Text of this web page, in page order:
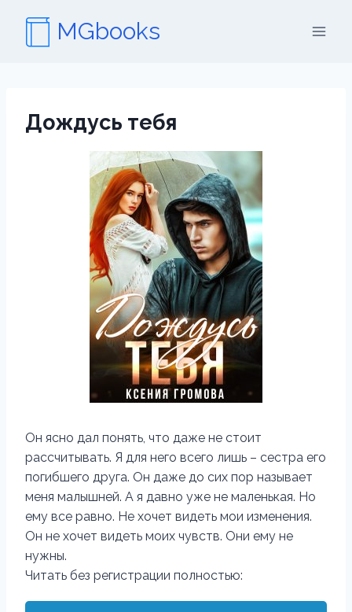
содержимому
MGbooks
Дождусь тебя
Он ясно дал понять, что даже не стоит
рассчитывать. Я для него всего лишь – сестра его
погибшего друга. Он даже до сих пор называет
меня малышней. А я давно уже не маленькая. Но
ему все равно. Не хочет видеть мои изменения.
Он не хочет видеть моих чувств. Они ему не
нужны.
Читать без регистрации полностью: